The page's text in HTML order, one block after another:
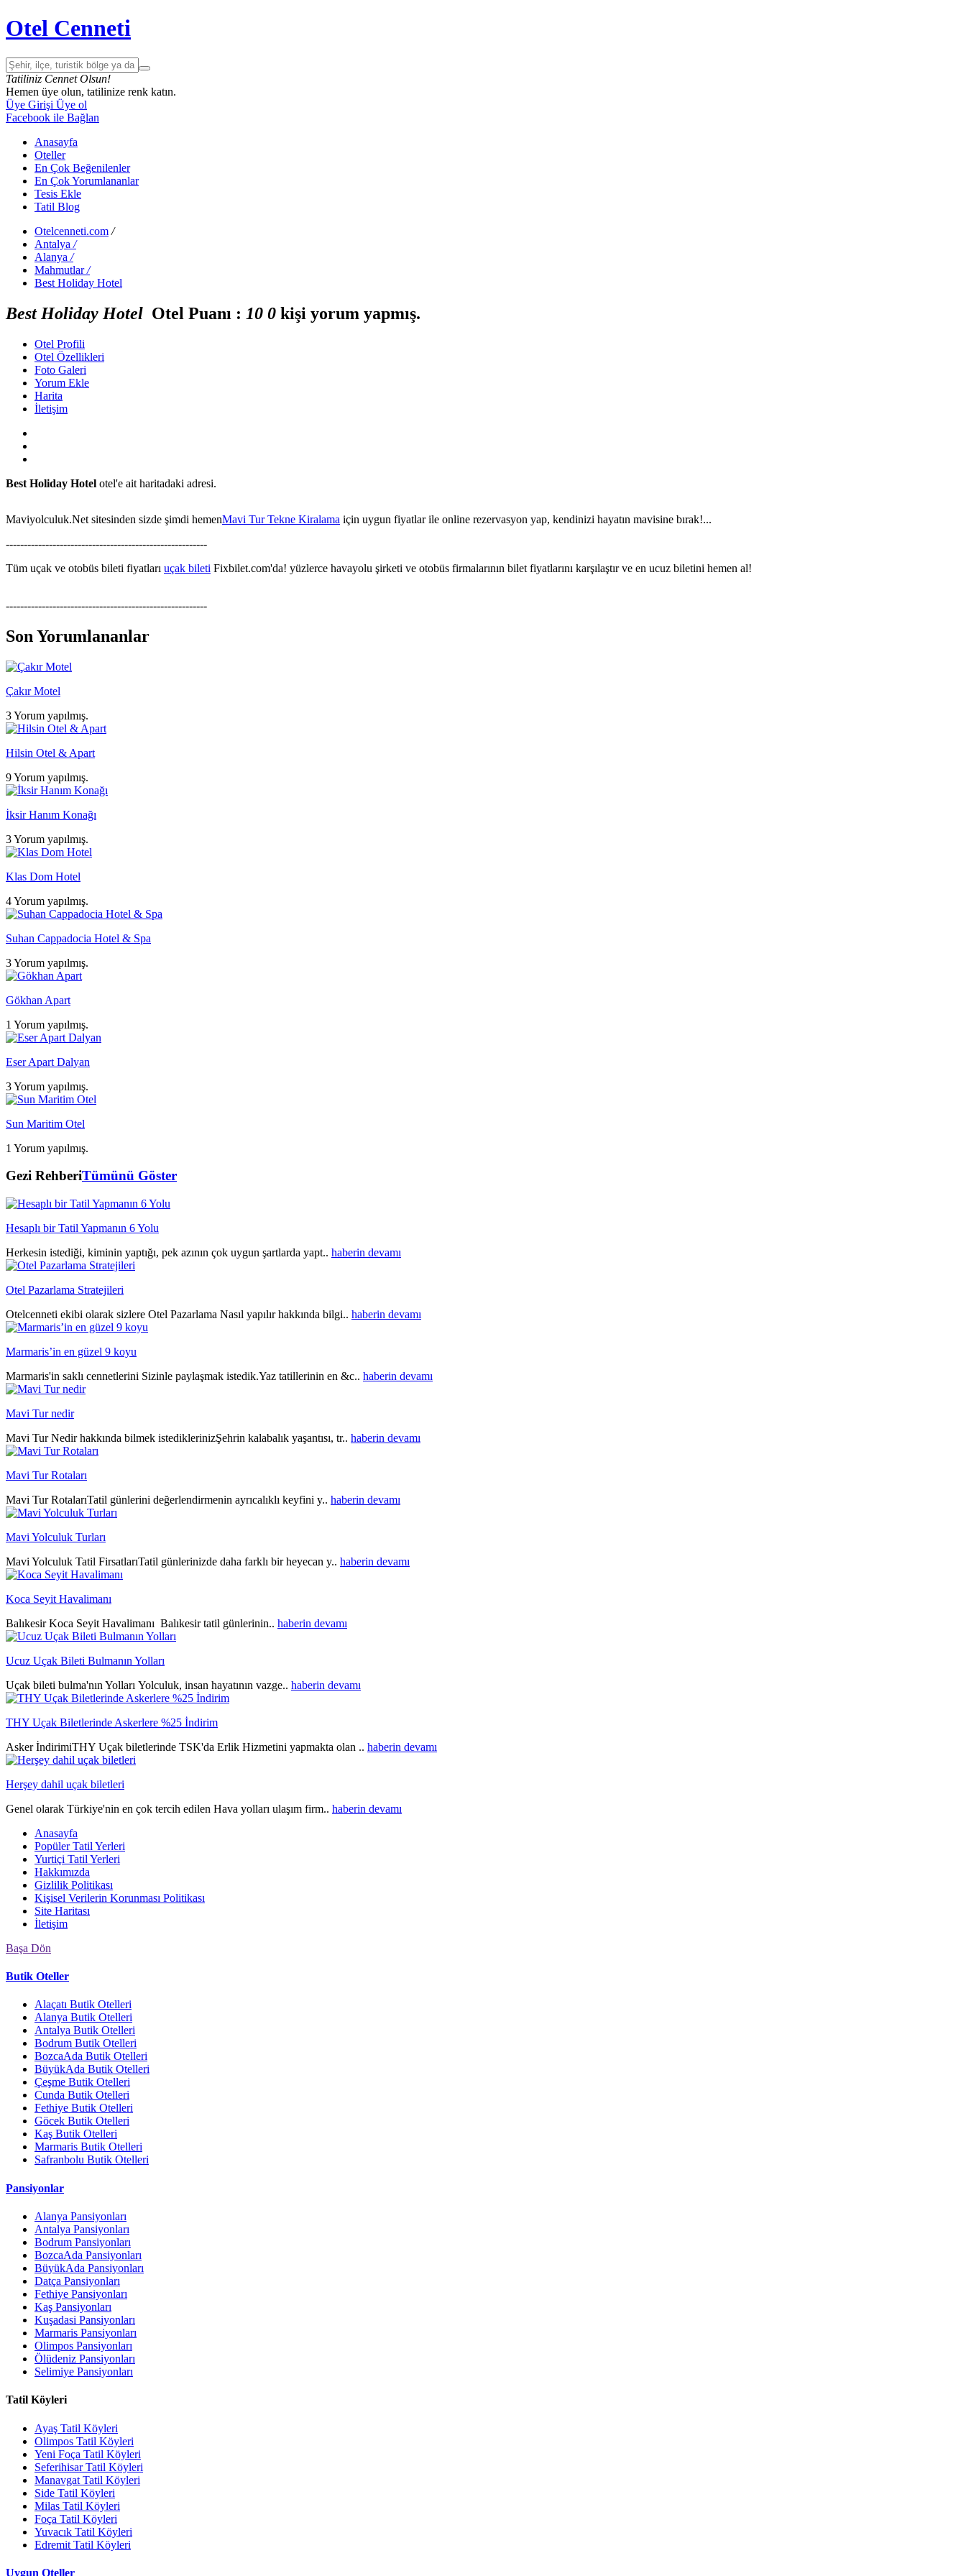
Otel Cenneti
Tatiliniz Cennet Olsun!
Hemen üye olun, tatilinize renk katın.
Üye Girişi Üye ol
Facebook ile Bağlan
Anasayfa
Oteller
En Çok Beğenilenler
En Çok Yorumlananlar
Tesis Ekle
Tatil Blog
Otelcenneti.com /
Antalya /
Alanya /
Mahmutlar /
Best Holiday Hotel
Best Holiday Hotel Otel Puanı : 10 0 kişi yorum yapmış.
Otel Profili
Otel Özellikleri
Foto Galeri
Yorum Ekle
Harita
İletişim
Best Holiday Hotel otel'e ait haritadaki adresi.
Maviyolculuk.Net sitesinden sizde şimdi hemenMavi Tur Tekne Kiralama için uygun fiyatlar ile online rezervasyon yap, kendinizi hayatın mavisine bırak!...
--------------------------------------------------------
Tüm uçak ve otobüs bileti fiyatları uçak bileti Fixbilet.com'da! yüzlerce havayolu şirketi ve otobüs firmalarının bilet fiyatlarını karşılaştır ve en ucuz biletini hemen al!
--------------------------------------------------------
Son Yorumlananlar
Çakır Motel
3 Yorum yapılmış.
Hilsin Otel & Apart
9 Yorum yapılmış.
İksir Hanım Konağı
3 Yorum yapılmış.
Klas Dom Hotel
4 Yorum yapılmış.
Suhan Cappadocia Hotel & Spa
3 Yorum yapılmış.
Gökhan Apart
1 Yorum yapılmış.
Eser Apart Dalyan
3 Yorum yapılmış.
Sun Maritim Otel
1 Yorum yapılmış.
Gezi RehberiTümünü Göster
Hesaplı bir Tatil Yapmanın 6 Yolu
Herkesin istediği, kiminin yaptığı, pek azının çok uygun şartlarda yapt.. haberin devamı
Otel Pazarlama Stratejileri
Otelcenneti ekibi olarak sizlere Otel Pazarlama Nasıl yapılır hakkında bilgi.. haberin devamı
Marmaris’in en güzel 9 koyu
Marmaris'in saklı cennetlerini Sizinle paylaşmak istedik.Yaz tatillerinin en &c.. haberin devamı
Mavi Tur nedir
Mavi Tur Nedir hakkında bilmek istediklerinizŞehrin kalabalık yaşantısı, tr.. haberin devamı
Mavi Tur Rotaları
Mavi Tur RotalarıTatil günlerini değerlendirmenin ayrıcalıklı keyfini y.. haberin devamı
Mavi Yolculuk Turları
Mavi Yolculuk Tatil FirsatlarıTatil günlerinizde daha farklı bir heyecan y.. haberin devamı
Koca Seyit Havalimanı
Balıkesir Koca Seyit Havalimanı Balıkesir tatil günlerinin.. haberin devamı
Ucuz Uçak Bileti Bulmanın Yolları
Uçak bileti bulma'nın Yolları Yolculuk, insan hayatının vazge.. haberin devamı
THY Uçak Biletlerinde Askerlere %25 İndirim
Asker İndirimiTHY Uçak biletlerinde TSK'da Erlik Hizmetini yapmakta olan .. haberin devamı
Herşey dahil uçak biletleri
Genel olarak Türkiye'nin en çok tercih edilen Hava yolları ulaşım firm.. haberin devamı
Anasayfa
Popüler Tatil Yerleri
Yurtiçi Tatil Yerleri
Hakkımızda
Gizlilik Politikası
Kişisel Verilerin Korunması Politikası
Site Haritası
İletişim
Başa Dön
Butik Oteller
Alaçatı Butik Otelleri
Alanya Butik Otelleri
Antalya Butik Otelleri
Bodrum Butik Otelleri
BozcaAda Butik Otelleri
BüyükAda Butik Otelleri
Çeşme Butik Otelleri
Cunda Butik Otelleri
Fethiye Butik Otelleri
Göcek Butik Otelleri
Kaş Butik Otelleri
Marmaris Butik Otelleri
Safranbolu Butik Otelleri
Pansiyonlar
Alanya Pansiyonları
Antalya Pansiyonları
Bodrum Pansiyonları
BozcaAda Pansiyonları
BüyükAda Pansiyonları
Datça Pansiyonları
Fethiye Pansiyonları
Kaş Pansiyonları
Kuşadasi Pansiyonları
Marmaris Pansiyonları
Olimpos Pansiyonları
Ölüdeniz Pansiyonları
Selimiye Pansiyonları
Tatil Köyleri
Ayaş Tatil Köyleri
Olimpos Tatil Köyleri
Yeni Foça Tatil Köyleri
Seferihisar Tatil Köyleri
Manavgat Tatil Köyleri
Side Tatil Köyleri
Milas Tatil Köyleri
Foça Tatil Köyleri
Yuvacık Tatil Köyleri
Edremit Tatil Köyleri
Uygun Oteller